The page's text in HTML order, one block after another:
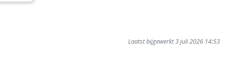
Laatst bijgewerkt 3 juli 2026 14:53